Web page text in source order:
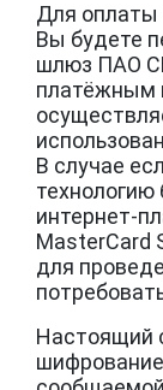
Для оплаты
Вы будете
шлюз ПАО
платёжным
В случае
технологию
интернет-
MasterCard
для
Настоящий